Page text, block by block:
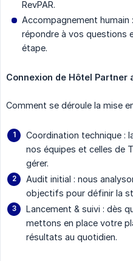
RevPAR.
Accompagnement humain
répondre à vos questions
étape.
Connexion de Hôtel Partner
Comment se déroule la mise
Coordination technique :
nos équipes et celles de
gérer.
Audit initial : nous
objectifs pour définir la
Lancement & suivi : dès
mettons en place votre
résultats au quotidien.